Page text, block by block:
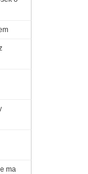
ma